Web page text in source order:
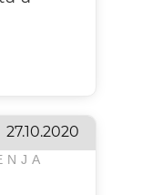
27.10.2020